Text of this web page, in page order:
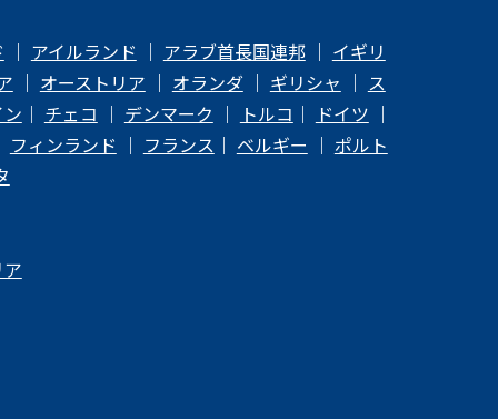
｜ アイルランド ｜ アラブ首長国連邦｜ イギリ
｜ オーストリア ｜ オランダ｜ ギリシャ ｜ ス
｜ チェコ ｜ デンマーク ｜ トルコ ｜ ドイツ ｜
フィンランド ｜ フランス ｜ ベルギー ｜ ポルト